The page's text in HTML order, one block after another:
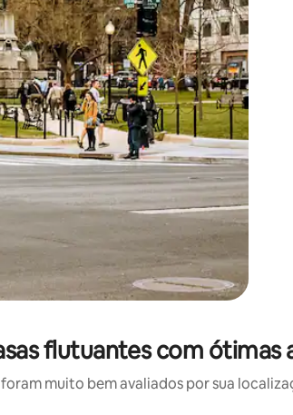
flutuantes com ótimas
muito bem avaliados por sua